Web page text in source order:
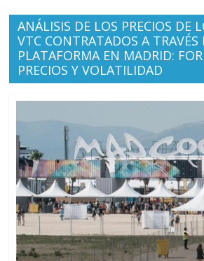
ANÁLISIS DE LOS PRECIOS DE
VTC CONTRATADOS A TRAVÉS
PLATAFORMA EN MADRID:
PRECIOS Y VOLATILIDAD